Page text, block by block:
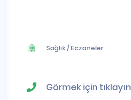
Sağlık/ Eczaneler
Görmek için tıklayın